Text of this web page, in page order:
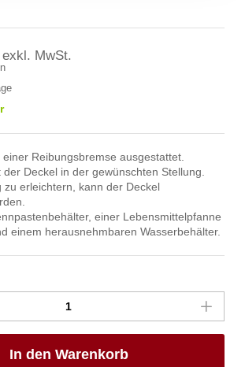
exkl. MwSt.
Reibungsbremse ausgestattet.
Deckel in der gewünschten Stellung.
zu erleichtern, kann der Deckel
einer Lebensmittelpfanne
einem herausnehmbaren Wasserbehälter.
In den Warenkorb